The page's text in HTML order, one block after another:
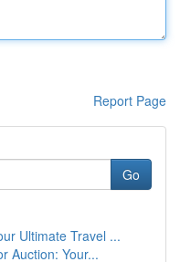
Report Page
Go
Ultimate Travel ...
Auction: Your...